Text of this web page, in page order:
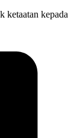
ketaatan